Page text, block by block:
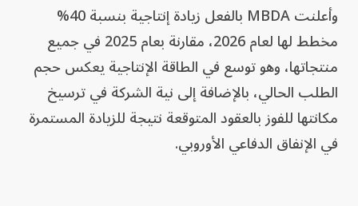
وأعلنت MBDA بالفعل زيادة إنتاجية بنسبة 40%
مخطط لها لعام 2026، مقارنة بعام 2025 في جميع
منتجاتها، وهو توسع في الطاقة الإنتاجية يعكس حجم
الطلب الحالي، بالإضافة إلى نية الشركة في ترسيخ
مكانتها للفوز بالعقود المتوقعة نتيجة للزيادة المستمرة
في الإنفاق الدفاعي الأوروبي.